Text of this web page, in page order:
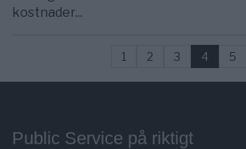
kostnader...
1 2 3 4 5
Public Service på riktigt